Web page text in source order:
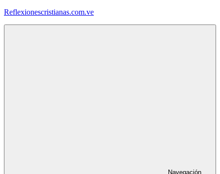
Saltar
Reflexionescristianas.com.ve
Navegación